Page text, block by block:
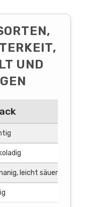
UND
leicht säuerlich